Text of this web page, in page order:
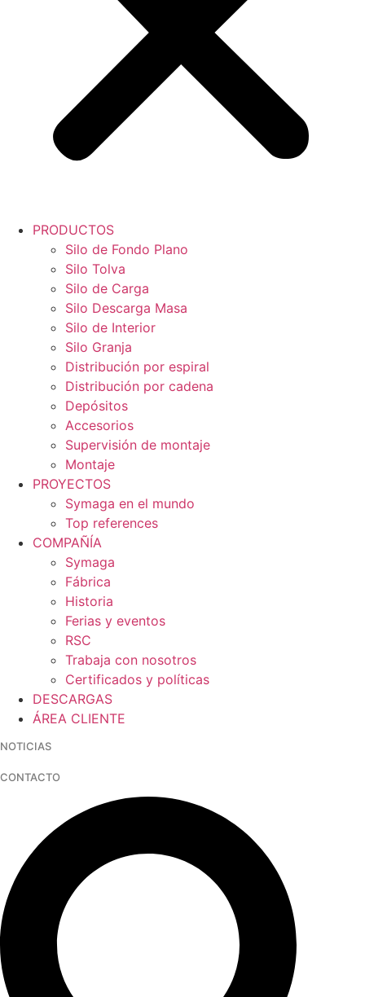
PRODUCTOS
Silo de Fondo Plano
Silo Tolva
Silo de Carga
Silo Descarga Masa
Silo de Interior
Silo Granja
Distribución por espiral
Distribución por cadena
Depósitos
Accesorios
Supervisión de montaje
Montaje
PROYECTOS
Symaga en el mundo
Top references
COMPAÑÍA
Symaga
Fábrica
Historia
Ferias y eventos
RSC
Trabaja con nosotros
Certificados y políticas
DESCARGAS
ÁREA CLIENTE
NOTICIAS
CONTACTO